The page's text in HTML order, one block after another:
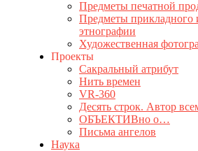
Предметы печатной
Предметы прикладного
этнографии
Художественная
Проекты
Сакральный атрибут
Нить времен
VR-360
Десять строк. Автор
ОБЪЕКТИВно о…
Письма ангелов
Наука